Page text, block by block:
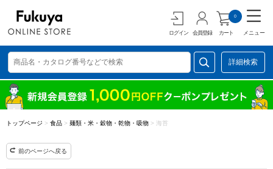
ログイン 会員登録 カート
0
メニュー
詳細検索
トップページ > 食品 > 麺類・米・穀物・乾物・吸物 > 海苔
前のページへ戻る